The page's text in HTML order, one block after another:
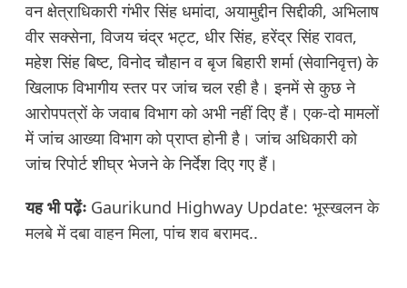
वन क्षेत्राधिकारी गंभीर सिंह धमांदा, अयामुद्दीन सिद्दीकी, अभिलाष
वीर सक्सेना, विजय चंद्र भट्ट, धीर सिंह, हरेंद्र सिंह रावत,
महेश सिंह बिष्ट, विनोद चौहान व बृज बिहारी शर्मा (सेवानिवृत्त) के
खिलाफ विभागीय स्तर पर जांच चल रही है। इनमें से कुछ ने
आरोपपत्रों के जवाब विभाग को अभी नहीं दिए हैं। एक-दो मामलों
में जांच आख्या विभाग को प्राप्त होनी है। जांच अधिकारी को
जांच रिपोर्ट शीघ्र भेजने के निर्देश दिए गए हैं।
यह भी पढ़ेंः Gaurikund Highway Update: भूस्खलन के
मलबे में दबा वाहन मिला, पांच शव बरामद..